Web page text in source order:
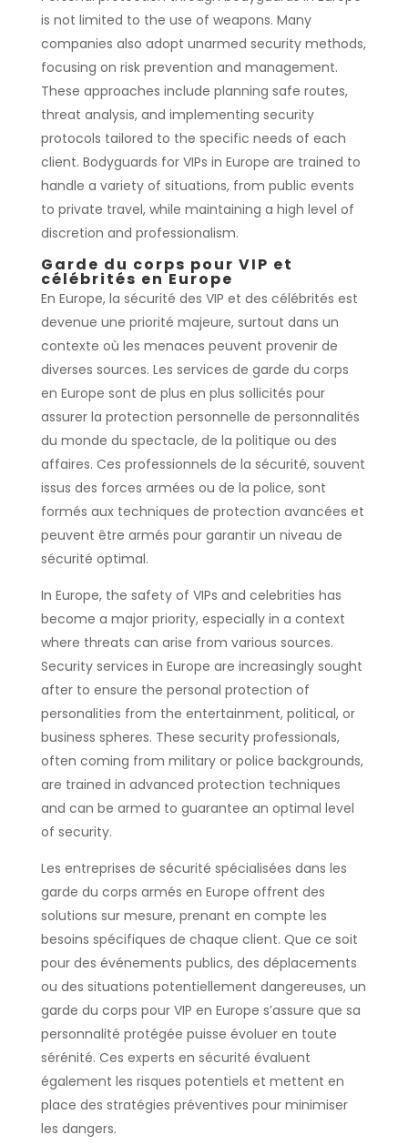
is not limited to the use of weapons. Many
companies also adopt unarmed security methods,
focusing on risk prevention and management.
These approaches include planning safe routes,
threat analysis, and implementing security
protocols tailored to the specific needs of each
client. Bodyguards for VIPs in Europe are trained to
handle a variety of situations, from public events
to private travel, while maintaining a high level of
discretion and professionalism.
Garde du corps pour VIP et
célébrités en Europe
En Europe, la sécurité des VIP et des célébrités est
devenue une priorité majeure, surtout dans un
contexte où les menaces peuvent provenir de
diverses sources. Les services de garde du corps
en Europe sont de plus en plus sollicités pour
assurer la protection personnelle de personnalités
du monde du spectacle, de la politique ou des
affaires. Ces professionnels de la sécurité, souvent
issus des forces armées ou de la police, sont
formés aux techniques de protection avancées et
peuvent être armés pour garantir un niveau de
sécurité optimal.
In Europe, the safety of VIPs and celebrities has
become a major priority, especially in a context
where threats can arise from various sources.
Security services in Europe are increasingly sought
after to ensure the personal protection of
personalities from the entertainment, political, or
business spheres. These security professionals,
often coming from military or police backgrounds,
are trained in advanced protection techniques
and can be armed to guarantee an optimal level
of security.
Les entreprises de sécurité spécialisées dans les
garde du corps armés en Europe offrent des
solutions sur mesure, prenant en compte les
besoins spécifiques de chaque client. Que ce soit
pour des événements publics, des déplacements
ou des situations potentiellement dangereuses, un
garde du corps pour VIP en Europe s’assure que sa
personnalité protégée puisse évoluer en toute
sérénité. Ces experts en sécurité évaluent
également les risques potentiels et mettent en
place des stratégies préventives pour minimiser
les dangers.